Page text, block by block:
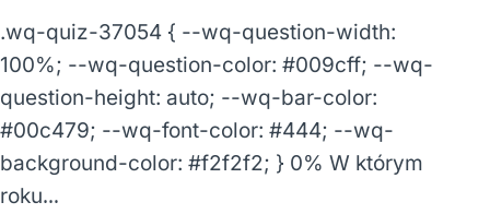
.wq-quiz-37054 { --wq-question-width:
100%; --wq-question-color: #009cff; --wq-
question-height: auto; --wq-bar-color:
#00c479; --wq-font-color: #444; --wq-
background-color: #f2f2f2; } 0% W którym
roku…